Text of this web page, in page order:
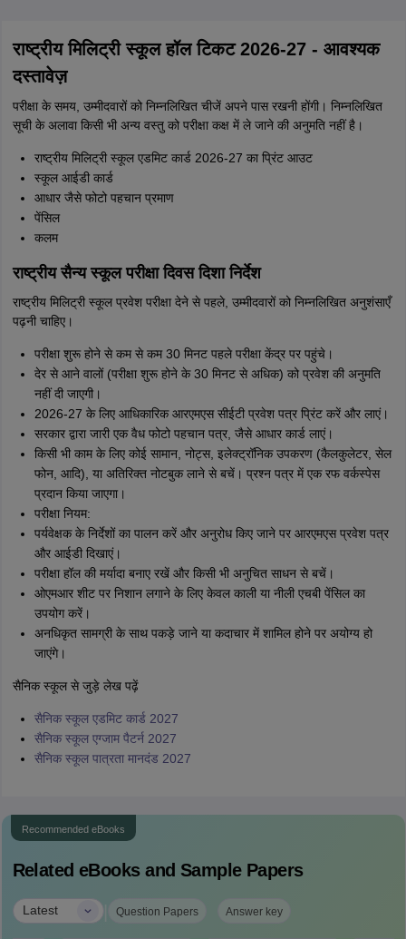
राष्ट्रीय मिलिट्री स्कूल हॉल टिकट 2026-27 - आवश्यक
दस्तावेज़
परीक्षा के समय, उम्मीदवारों को निम्नलिखित चीजें अपने पास रखनी होंगी। निम्नलिखित
सूची के अलावा किसी भी अन्य वस्तु को परीक्षा कक्ष में ले जाने की अनुमति नहीं है।
राष्ट्रीय मिलिट्री स्कूल एडमिट कार्ड 2026-27 का प्रिंट आउट
स्कूल आईडी कार्ड
आधार जैसे फोटो पहचान प्रमाण
पेंसिल
कलम
राष्ट्रीय सैन्य स्कूल परीक्षा दिवस दिशा निर्देश
राष्ट्रीय मिलिट्री स्कूल प्रवेश परीक्षा देने से पहले, उम्मीदवारों को निम्नलिखित अनुशंसाएँ
पढ़नी चाहिए।
परीक्षा शुरू होने से कम से कम 30 मिनट पहले परीक्षा केंद्र पर पहुंचे।
देर से आने वालों (परीक्षा शुरू होने के 30 मिनट से अधिक) को प्रवेश की अनुमति
नहीं दी जाएगी।
2026-27 के लिए आधिकारिक आरएमएस सीईटी प्रवेश पत्र प्रिंट करें और लाएं।
सरकार द्वारा जारी एक वैध फोटो पहचान पत्र, जैसे आधार कार्ड लाएं।
किसी भी काम के लिए कोई सामान, नोट्स, इलेक्ट्रॉनिक उपकरण (कैलकुलेटर, सेल
फोन, आदि), या अतिरिक्त नोटबुक लाने से बचें। प्रश्न पत्र में एक रफ वर्कस्पेस
प्रदान किया जाएगा।
परीक्षा नियम:
पर्यवेक्षक के निर्देशों का पालन करें और अनुरोध किए जाने पर आरएमएस प्रवेश पत्र
और आईडी दिखाएं।
परीक्षा हॉल की मर्यादा बनाए रखें और किसी भी अनुचित साधन से बचें।
ओएमआर शीट पर निशान लगाने के लिए केवल काली या नीली एचबी पेंसिल का
उपयोग करें।
अनधिकृत सामग्री के साथ पकड़े जाने या कदाचार में शामिल होने पर अयोग्य हो
जाएंगे।
सैनिक स्कूल से जुड़े लेख पढ़ें
सैनिक स्कूल एडमिट कार्ड 2027
सैनिक स्कूल एग्जाम पैटर्न 2027
सैनिक स्कूल पात्रता मानदंड 2027
Recommended eBooks
Related eBooks and Sample Papers
Latest | Question Papers Answer key